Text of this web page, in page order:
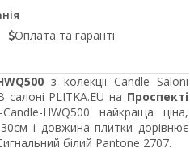
Оплата та гарантії
з колекції Candle Saloni
PLITKA.EU на Проспекті
HWQ500 найкраща ціна,
і довжина плитки дорівнює
білий Pantone 2707.